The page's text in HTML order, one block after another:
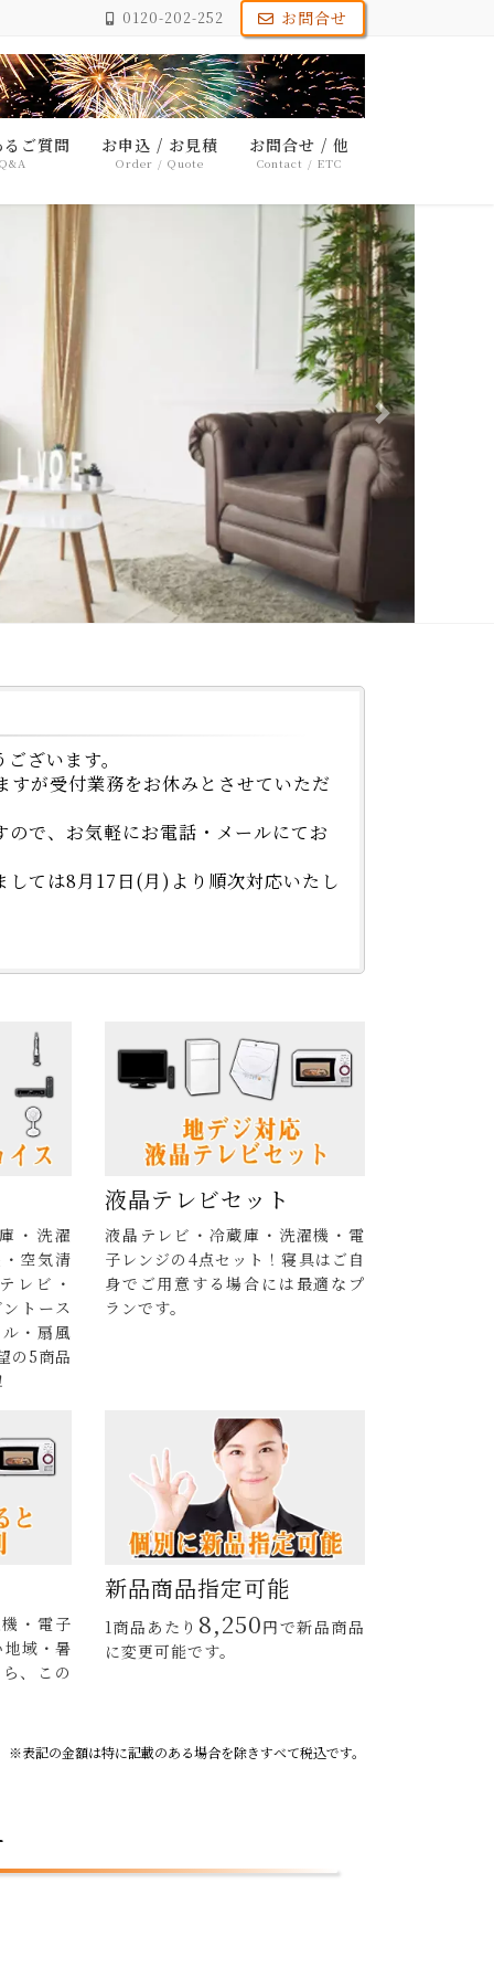
0120-202-252 お問合せ
ご質問
Q&A
お申込 / お見積
Order / Quote
お問合せ / 他
Contact / ETC
Next
ざいます。
が受付業務をお休みとさせていただ
で、お気軽にお電話・メールにてお
ては8月17日(月)より順次対応いたし
・洗濯
空気清
レビ・
トース
・扇風
の5商品
液晶テレビセット
液晶テレビ・冷蔵庫・洗濯機・電
子レンジの4点セット！寝具はご自
身でご用意する場合には最適なプ
ランです。
・電子
域・暑
、この
新品商品指定可能
1商品あたり 8,250円で新品商品
に変更可能です。
※表記の金額は特に記載のある場合を除きすべて税込です。